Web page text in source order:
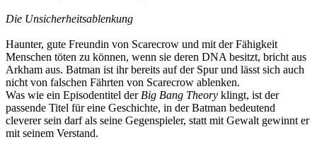
Die Unsicherheitsablenkung
Haunter, gute Freundin von Scarecrow und mit der Fähigkeit
Menschen töten zu können, wenn sie deren DNA besitzt, bricht aus
Arkham aus. Batman ist ihr bereits auf der Spur und lässt sich auch
nicht von falschen Fährten von Scarecrow ablenken.
Was wie ein Episodentitel der Big Bang Theory klingt, ist der
passende Titel für eine Geschichte, in der Batman bedeutend
cleverer sein darf als seine Gegenspieler, statt mit Gewalt gewinnt er
mit seinem Verstand.